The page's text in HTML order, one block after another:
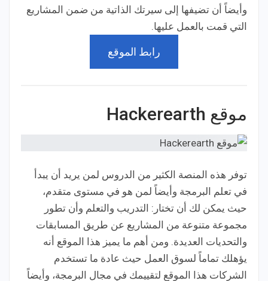
وأيضاً أن تضيفها إلى سيرتك الذاتية من ضمن المشاريع
التي قمت بالعمل عليها.
رابط الموقع
موقع Hackerearth
توفر هذه المنصة الكثير من الدروس لمن يريد أن يبدأ
في تعلم البرمجة وأيضاً لمن هو في مستوى متقدم،
حيث يمكن لك أن تختار: التدريب والتعلم وأن تطور
مجموعة متنوعة من المشاريع عن طريق المسابقات
والتحديات العديدة. ومن أهم ما يميز هذا الموقع أنه
يؤهلك تماماً لسوق العمل حيث عادة ما تستخدم
الشركات هذا الموقع لتقييمك في مجال البرمجة، وأيضاً